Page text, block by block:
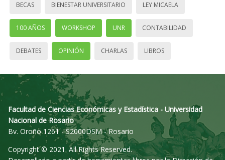
BECAS BIENESTAR UNIVERSITARIO LEY MICAELA
100 AÑOS WORKSHOP UNR CONTABILIDAD
DEBATES OPINIÓN CHARLAS LIBROS
Facultad de Ciencias Económicas y Estadística - Universidad
Nacional de Rosario
Bv. Oroño 1261 - S2000DSM - Rosario
Copyright © 2021. All Rights Reserved.